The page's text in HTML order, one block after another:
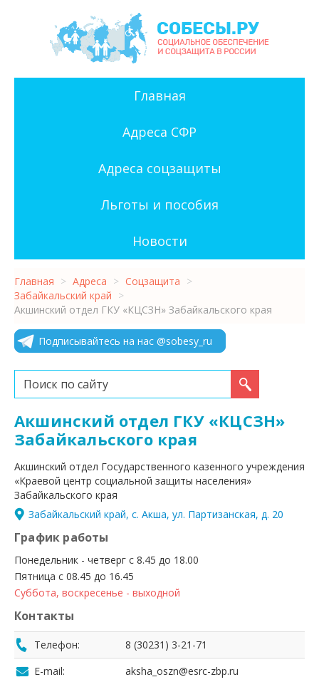
Главная
Адреса СФР
Адреса соцзащиты
Льготы и пособия
Новости
Главная > Адреса > Соцзащита >
Забайкальский край >
Акшинский отдел ГКУ «КЦСЗН» Забайкальского края
Подписывайтесь на нас @sobesy_ru
Искать...
Акшинский отдел ГКУ «КЦСЗН»
Забайкальского края
Акшинский отдел Государственного казенного учреждения
«Краевой центр социальной защиты населения»
Забайкальского края
Забайкальский край, с. Акша, ул. Партизанская, д. 20
График работы
Понедельник - четверг с 8.45 до 18.00
Пятница с 08.45 до 16.45
Суббота, воскресенье - выходной
Контакты
Телефон:
8 (30231) 3-21-71
E-mail:
aksha_oszn@esrc-zbp.ru